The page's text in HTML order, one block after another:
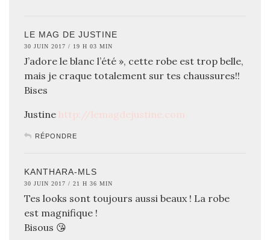
LE MAG DE JUSTINE
30 JUIN 2017 / 19 H 03 MIN
J’adore le blanc l’été », cette robe est trop belle,
mais je craque totalement sur tes chaussures!!
Bises
Justine http://lemagdejustine.com
RÉPONDRE
KANTHARA-MLS
30 JUIN 2017 / 21 H 36 MIN
Tes looks sont toujours aussi beaux ! La robe
est magnifique !
Bisous 😘